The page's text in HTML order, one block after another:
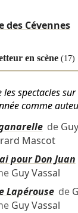
des Cévennes
en scène (17)
les spectacles
comme
de
Mascot
pour Don Juan
Guy Vassal
Lapérousede
Guy Vassal